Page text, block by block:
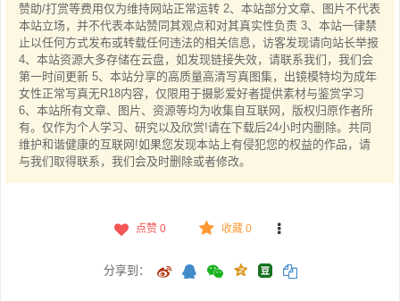
赞助/打赏等费用仅为维持网站正常运转 2、本站部分文章、图片不代表
本站立场，并不代表本站赞同其观点和对其真实性负责 3、本站一律禁
止以任何方式发布或转载任何违法的相关信息，访客发现请向站长举报
4、本站资源大多存储在云盘，如发现链接失效，请联系我们，我们会
第一时间更新 5、本站分享的高质量高清写真图集，出镜模特均为成年
女性正常写真无R18内容，仅限用于摄影爱好者提供素材与鉴赏学习
6、本站所有文章、图片、资源等均为收集自互联网，版权归原作者所
有。仅作为个人学习、研究以及欣赏!请在下载后24小时内删除。共同
维护和谐健康的互联网!如果您发现本站上有侵犯您的权益的作品，请
与我们取得联系，我们会及时删除或者修改。
点赞 0 收藏 0
分享到：